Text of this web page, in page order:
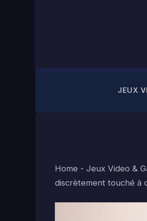
JEUX
Home - Jeux Video &
discrètement touché à